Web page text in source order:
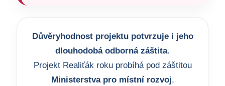
Důvěryhodnost projektu potvrzuje i jeho
dlouhodobá odborná záštita.
Projekt Realiťák roku probíhá pod záštitou
Ministerstva pro místní rozvoj,